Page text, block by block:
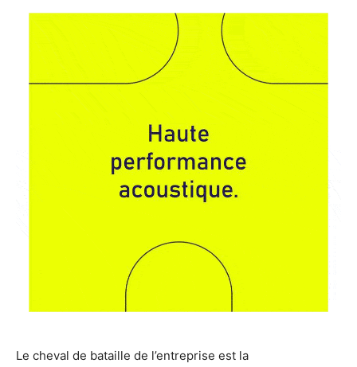
Le cheval de bataille de l’entreprise est la